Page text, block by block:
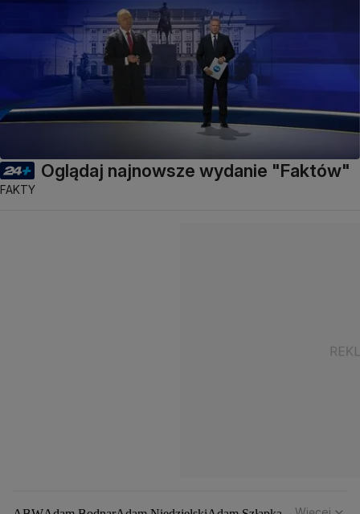
Oglądaj najnowsze wydanie "Faktów"
FAKTY